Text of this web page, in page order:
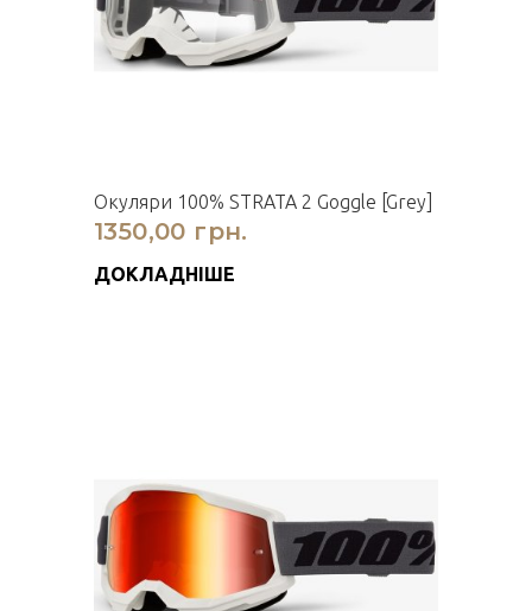
Окуляри 100% STRATA 2 Goggle [Grey]
1350,00 грн.
ДОКЛАДНІШЕ